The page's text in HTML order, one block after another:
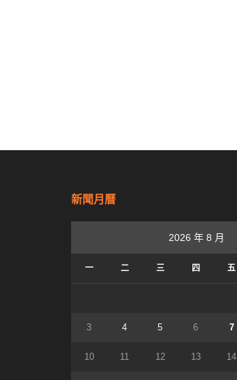
新聞月曆
2026 年 8 月
一 二 三 四 五
3 4 5 6 7
10 11 12 13 14